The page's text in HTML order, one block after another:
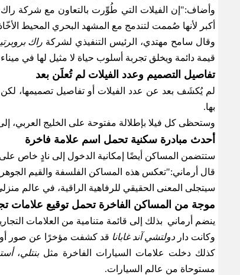
وأضاف:"إن الفيلات التي طُوِّرت بالتعاون مع شركة
أكبر لأنها صُممت لتندمج مع المشهد البحري المحيط
وقال سامح مهتدي، الرئيس التنفيذي لشركة راك
قيمة دائمة ويخلق تجربة أسلوب حياة لا مثيل لها في
تفاصيل التصميم وعدد الفيلات لم تُعلَن بعد
لم يُكشَف بعد عن عدد الفيلات أو تفاصيل تصميمها،
بها.
وستحظى كل فيلا بإطلالة مفتوحة على الخليج
أحدث مبادرة سكنية تحمل اسم علامة فاخرة
ستتضمن المساكن أيضًا إمكانية الدخول إلى نادٍ خاص
قال أرماني:"تعكس هذه المساكن الفلسفة والقيم
سيتجلى المعنى الحقيقي للرفاهية الراقية، في عالم
موجة من المساكن الفاخرة تحمل توقيع علامات
ينضم أرماني بذلك إلى قائمة متنامية من العلامات
وكانت دار دولتشي آند غابانا قد كشفت مؤخرًا عن صور
كذلك دخلت علامات السيارات الفاخرة مثلبنتلي،
مستوحاة من عالم السيارات.